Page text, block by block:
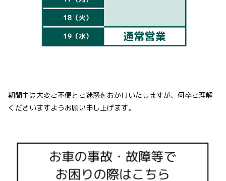
期間中は大変ご不便とご迷惑をおかけいたしますが、何卒ご理解
くださいますようお願い申し上げます。